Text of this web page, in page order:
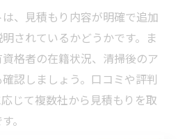
、見積もり内容が明確で追加
されているかどうかです。ま
格者の在籍状況、清掃後のア
認しましょう。口コミや評判
じて複数社から見積もりを取
。